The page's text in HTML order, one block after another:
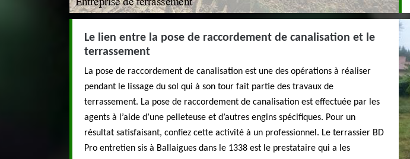
Le lien entre la pose de raccordement de canalisation et le
terrassement
La pose de raccordement de canalisation est une des opérations à réaliser
pendant le lissage du sol qui à son tour fait partie des travaux de
terrassement. La pose de raccordement de canalisation est effectuée par les
agents à l’aide d’une pelleteuse et d’autres engins spécifiques. Pour un
résultat satisfaisant, confiez cette activité à un professionnel. Le terrassier BD
Pro entretien sis à Ballaigues dans le 1338 est le prestataire qui a les